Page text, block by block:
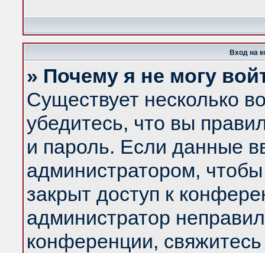
Вход на
» Почему я не могу
Существует несколько
убедитесь, что вы
и пароль. Если данные
администратором,
закрыт доступ к
администратор
конференции,